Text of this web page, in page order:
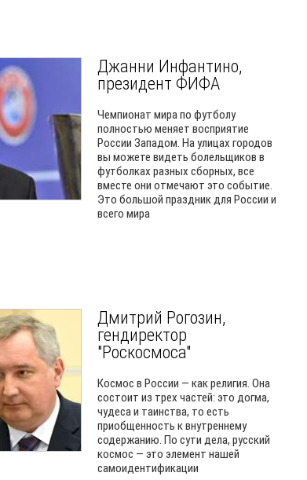
Джанни Инфантино,
президент ФИФА
Чемпионат мира по футболу
полностью меняет восприятие
России Западом. На улицах городов
вы можете видеть болельщиков в
футболках разных сборных, все
вместе они отмечают это событие.
Это большой праздник для России и
всего мира
Дмитрий Рогозин,
гендиректор
"Роскосмоса"
Космос в России — как религия. Она
состоит из трех частей: это догма,
чудеса и таинства, то есть
приобщенность к внутреннему
содержанию. По сути дела, русский
космос — это элемент нашей
самоидентификации